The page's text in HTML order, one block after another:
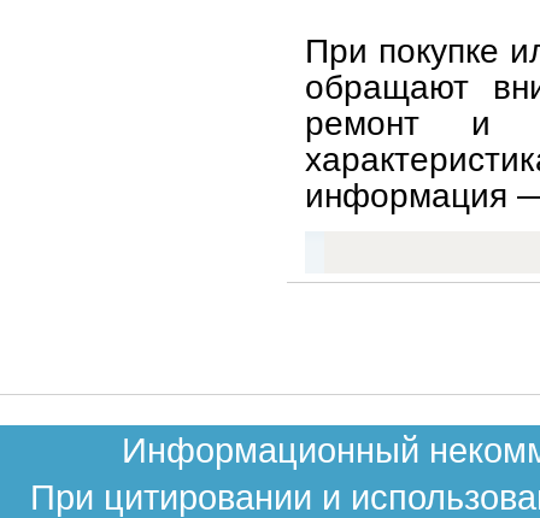
При покупке
обращают
ремонт и
информация
Информационный
При цитировании и